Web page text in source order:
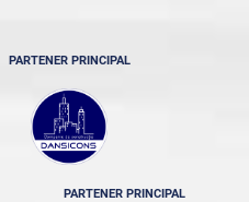
PARTENER PRINCIPAL
PARTENER PRINCIPAL